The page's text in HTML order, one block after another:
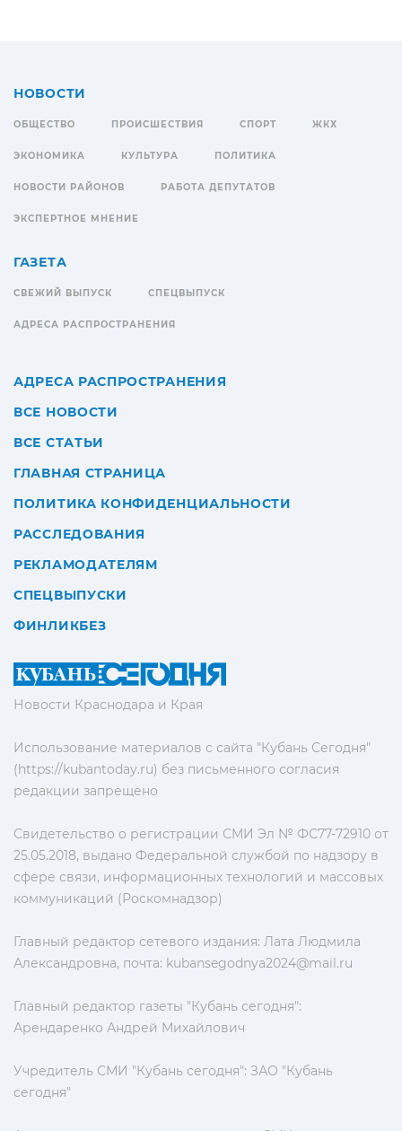
Новости Краснодара и Края
Использование материалов с сайта "Кубань Сегодня"
(https://kubantoday.ru) без письменного согласия
редакции запрещено
Свидетельство о регистрации СМИ Эл № ФС77-72910 от
25.05.2018, выдано Федеральной службой по надзору в
сфере связи, информационных технологий и массовых
коммуникаций (Роскомнадзор)
Главный редактор сетевого издания: Лата Людмила
Александровна, почта: kubansegodnya2024@mail.ru
Главный редактор газеты "Кубань сегодня":
Арендаренко Андрей Михайлович
Учредитель СМИ "Кубань сегодня": ЗАО "Кубань
сегодня"
НОВОСТИ
ОБЩЕСТВО ПРОИСШЕСТВИЯ СПОРТ ЖКХ
ЭКОНОМИКА КУЛЬТУРА ПОЛИТИКА
НОВОСТИ РАЙОНОВ РАБОТА ДЕПУТАТОВ
ЭКСПЕРТНОЕ МНЕНИЕ
ГАЗЕТА
СВЕЖИЙ ВЫПУСК СПЕЦВЫПУСК
АДРЕСА РАСПРОСТРАНЕНИЯ
АДРЕСА РАСПРОСТРАНЕНИЯ
ВСЕ НОВОСТИ
ВСЕ СТАТЬИ
ГЛАВНАЯ СТРАНИЦА
ПОЛИТИКА КОНФИДЕНЦИАЛЬНОСТИ
РАССЛЕДОВАНИЯ
РЕКЛАМОДАТЕЛЯМ
СПЕЦВЫПУСКИ
ФИНЛИКБЕЗ